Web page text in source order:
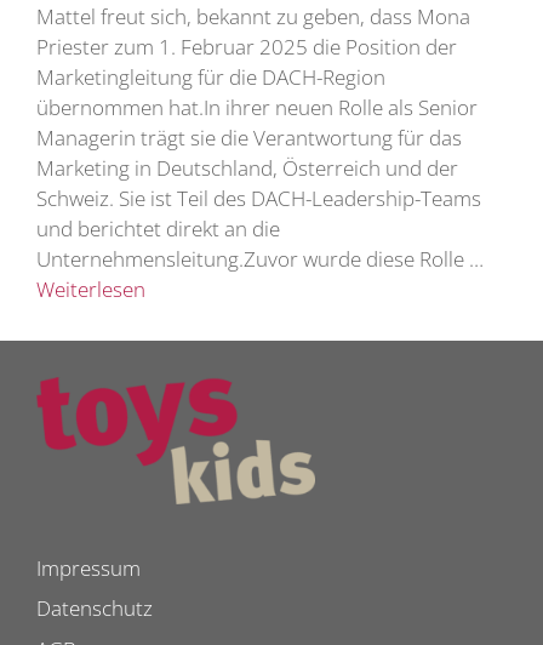
Mattel freut sich, bekannt zu geben, dass Mona
Priester zum 1. Februar 2025 die Position der
Marketingleitung für die DACH-Region
übernommen hat.In ihrer neuen Rolle als Senior
Managerin trägt sie die Verantwortung für das
Marketing in Deutschland, Österreich und der
Schweiz. Sie ist Teil des DACH-Leadership-Teams
und berichtet direkt an die
Unternehmensleitung.Zuvor wurde diese Rolle …
Weiterlesen
Impressum
Datenschutz